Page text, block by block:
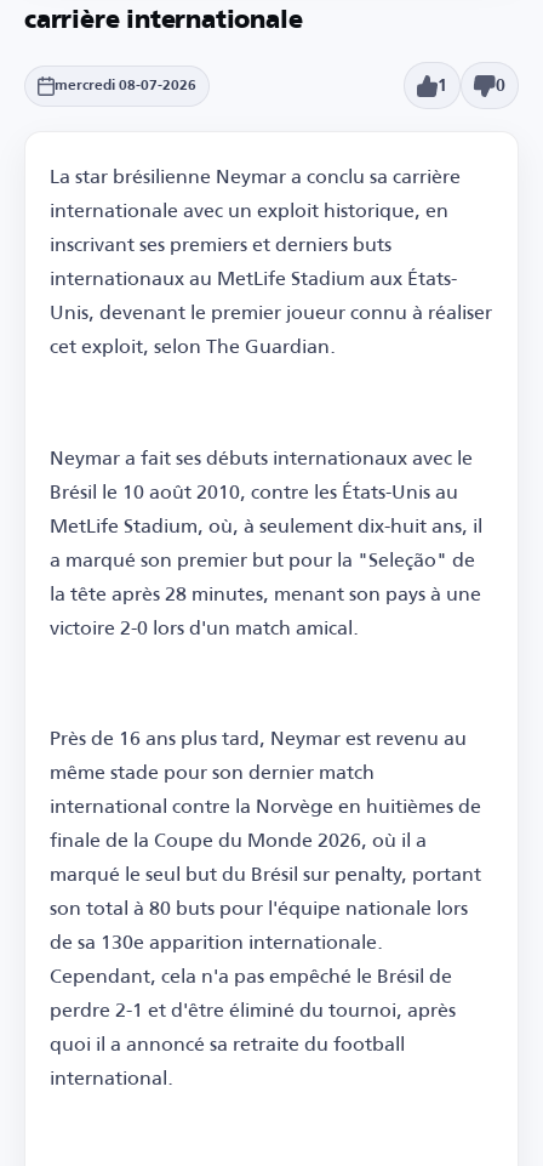
carrière internationale
mercredi 08-07-2026 1 0
La star brésilienne Neymar a conclu sa carrière
internationale avec un exploit historique, en
inscrivant ses premiers et derniers buts
internationaux au MetLife Stadium aux États-
Unis, devenant le premier joueur connu à réaliser
cet exploit, selon The Guardian.
Neymar a fait ses débuts internationaux avec le
Brésil le 10 août 2010, contre les États-Unis au
MetLife Stadium, où, à seulement dix-huit ans, il
a marqué son premier but pour la "Seleção" de
la tête après 28 minutes, menant son pays à une
victoire 2-0 lors d'un match amical.
Près de 16 ans plus tard, Neymar est revenu au
même stade pour son dernier match
international contre la Norvège en huitièmes de
finale de la Coupe du Monde 2026, où il a
marqué le seul but du Brésil sur penalty, portant
son total à 80 buts pour l'équipe nationale lors
de sa 130e apparition internationale.
Cependant, cela n'a pas empêché le Brésil de
perdre 2-1 et d'être éliminé du tournoi, après
quoi il a annoncé sa retraite du football
international.